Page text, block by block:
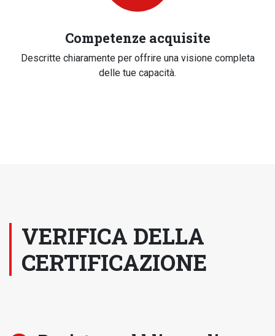
Competenze acquisite
Descritte chiaramente per offrire una visione completa
delle tue capacità.
VERIFICA DELLA
CERTIFICAZIONE